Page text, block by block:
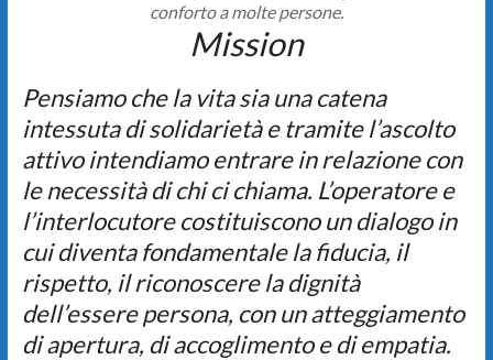
conforto a molte persone.
Mission
Pensiamo che la vita sia una catena
intessuta di solidarietà e tramite l’ascolto
attivo intendiamo entrare in relazione con
le necessità di chi ci chiama. L’operatore e
l’interlocutore costituiscono un dialogo in
cui diventa fondamentale la fiducia, il
rispetto, il riconoscere la dignità
dell’essere persona, con un atteggiamento
di apertura, di accoglimento e di empatia.